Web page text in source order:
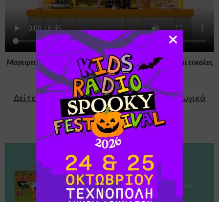
Μαγειρεύουμε παρέα με τη Γωγώ Δελογιάννη νόστιμες και εύκολες
συνταγές.
Δείτε εδώ όλα τα εκπαιδευτικά & ψυχαγωγικά
video του Kids Radio+
Now Playing
Bingo (Was His Name-O)
Larry Groce & Disneyland Children's
Sing-Along Chorus